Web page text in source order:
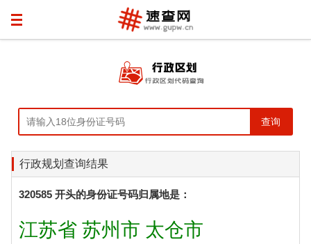
行政规划查询结果
320585 开头的身份证号码归属地是：
江苏省 苏州市 太仓市